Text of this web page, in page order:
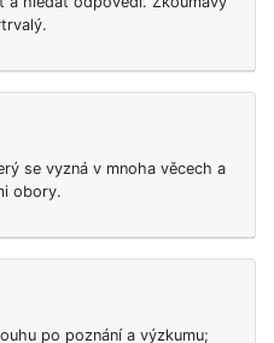
se vyzná v mnoha věcech a
obory.
po poznání a výzkumu;